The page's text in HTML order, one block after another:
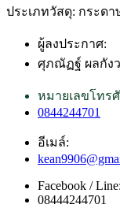
ประเภทวัสดุ: กระดา
ผู้ลงประกาศ:
ศุภณัฏฐ์ ผลกัง
หมายเลขโทร
0844244701
อีเมล์:
Facebook / Line:
08444244701